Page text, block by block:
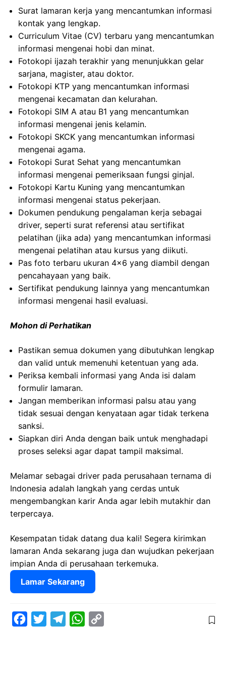
Surat lamaran kerja yang mencantumkan informasi
kontak yang lengkap.
Curriculum Vitae (CV) terbaru yang mencantumkan
informasi mengenai hobi dan minat.
Fotokopi ijazah terakhir yang menunjukkan gelar
sarjana, magister, atau doktor.
Fotokopi KTP yang mencantumkan informasi
mengenai kecamatan dan kelurahan.
Fotokopi SIM A atau B1 yang mencantumkan
informasi mengenai jenis kelamin.
Fotokopi SKCK yang mencantumkan informasi
mengenai agama.
Fotokopi Surat Sehat yang mencantumkan
informasi mengenai pemeriksaan fungsi ginjal.
Fotokopi Kartu Kuning yang mencantumkan
informasi mengenai status pekerjaan.
Dokumen pendukung pengalaman kerja sebagai
driver, seperti surat referensi atau sertifikat
pelatihan (jika ada) yang mencantumkan informasi
mengenai pelatihan atau kursus yang diikuti.
Pas foto terbaru ukuran 4×6 yang diambil dengan
pencahayaan yang baik.
Sertifikat pendukung lainnya yang mencantumkan
informasi mengenai hasil evaluasi.
Mohon di Perhatikan
Pastikan semua dokumen yang dibutuhkan lengkap
dan valid untuk memenuhi ketentuan yang ada.
Periksa kembali informasi yang Anda isi dalam
formulir lamaran.
Jangan memberikan informasi palsu atau yang
tidak sesuai dengan kenyataan agar tidak terkena
sanksi.
Siapkan diri Anda dengan baik untuk menghadapi
proses seleksi agar dapat tampil maksimal.
Melamar sebagai driver pada perusahaan ternama di
Indonesia adalah langkah yang cerdas untuk
mengembangkan karir Anda agar lebih mutakhir dan
terpercaya.
Kesempatan tidak datang dua kali! Segera kirimkan
lamaran Anda sekarang juga dan wujudkan pekerjaan
impian Anda di perusahaan terkemuka.
Lamar Sekarang
W